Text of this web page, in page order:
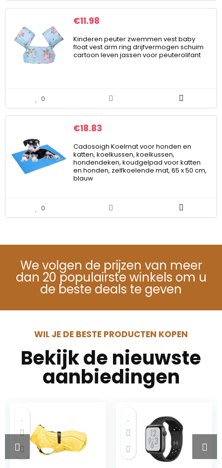
€11.98
Kinderen peuter zwemmen vest baby
float vest arm ring drijfvermogen schuim
cartoon leven jassen voor peuterolifant
0
€18.83
Cadosoigh Koelmat voor honden en
katten, koelkussen, koelkussen,
hondendeken, koudgelpad voor katten
en honden, zelfkoelende mat, 65 x 50 cm,
blauw
0
We volgen de prijzen van meer
dan 20 populairste winkels om u
de beste deals te geven
WIL JE DE BESTE PRODUCTEN KOPEN
Bekijk de nieuwste
aanbiedingen